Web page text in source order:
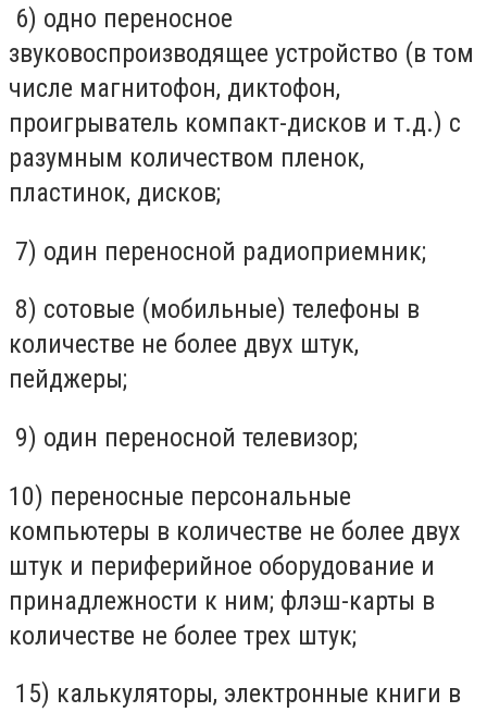
6) одно переносное
звуковоспроизводящее устройство (в том
числе магнитофон, диктофон,
проигрыватель компакт-дисков и т.д.) с
разумным количеством пленок,
пластинок, дисков;
7) один переносной радиоприемник;
8) сотовые (мобильные) телефоны в
количестве не более двух штук,
пейджеры;
9) один переносной телевизор;
10) переносные персональные
компьютеры в количестве не более двух
штук и периферийное оборудование и
принадлежности к ним; флэш-карты в
количестве не более трех штук;
15) калькуляторы, электронные книги в